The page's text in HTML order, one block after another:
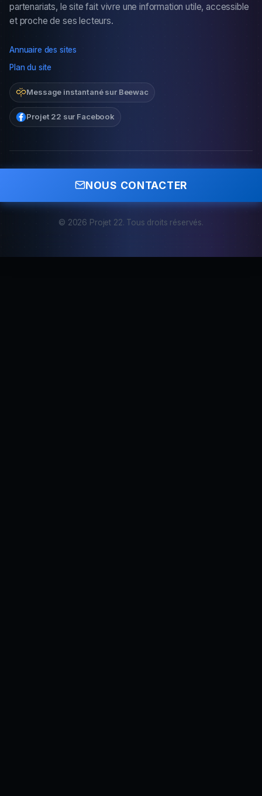
partenariats, le site fait vivre une information utile, accessible
et proche de ses lecteurs.
Annuaire des sites
Plan du site
Message instantané sur Beewac
Projet 22 sur Facebook
NOUS CONTACTER
© 2026 Projet 22. Tous droits réservés.